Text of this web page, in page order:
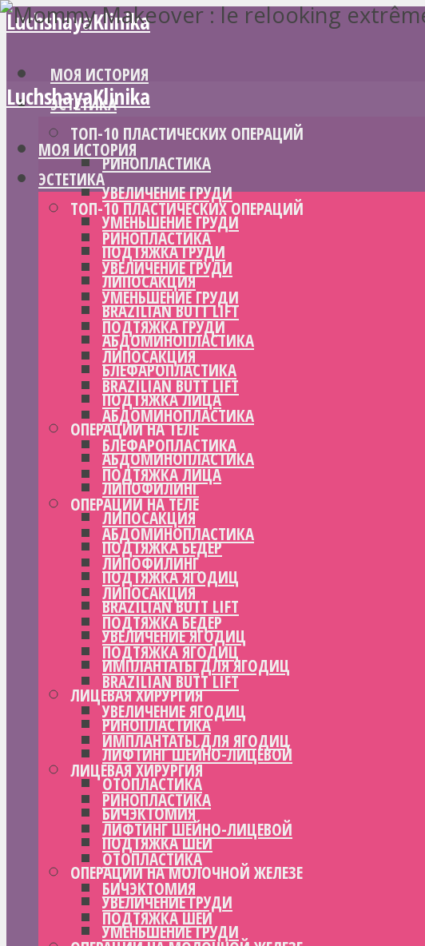
LuchshayaKlinika
МОЯ ИСТОРИЯ
ЭСТЕТИКА
ТОП-10 ПЛАСТИЧЕСКИХ ОПЕРАЦИЙ
РИНОПЛАСТИКА
УВЕЛИЧЕНИЕ ГРУДИ
УМЕНЬШЕНИЕ ГРУДИ
ПОДТЯЖКА ГРУДИ
ЛИПОСАКЦИЯ
BRAZILIAN BUTT LIFT
АБДОМИНОПЛАСТИКА
БЛЕФАРОПЛАСТИКА
ПОДТЯЖКА ЛИЦА
ОПЕРАЦИИ НА ТЕЛЕ
АБДОМИНОПЛАСТИКА
ЛИПОФИЛИНГ
ЛИПОСАКЦИЯ
ПОДТЯЖКА БЕДЕР
ПОДТЯЖКА ЯГОДИЦ
BRAZILIAN BUTT LIFT
УВЕЛИЧЕНИЕ ЯГОДИЦ
ИМПЛАНТАТЫ ДЛЯ ЯГОДИЦ
ЛИЦЕВАЯ ХИРУРГИЯ
РИНОПЛАСТИКА
ЛИФТИНГ ШЕЙНО-ЛИЦЕВОЙ
ОТОПЛАСТИКА
БИЧЭКТОМИЯ
ПОДТЯЖКА ШЕИ
ОПЕРАЦИИ НА МОЛОЧНОЙ ЖЕЛЕЗЕ
УВЕЛИЧЕНИЕ ГРУДИ
УМЕНЬШЕНИЕ ГРУДИ
LuchshayaKlinika
МОЯ ИСТОРИЯ
ЭСТЕТИКА
ТОП-10 ПЛАСТИЧЕСКИХ ОПЕРАЦИЙ
РИНОПЛАСТИКА
УВЕЛИЧЕНИЕ ГРУДИ
УМЕНЬШЕНИЕ ГРУДИ
ПОДТЯЖКА ГРУДИ
ЛИПОСАКЦИЯ
BRAZILIAN BUTT LIFT
АБДОМИНОПЛАСТИКА
БЛЕФАРОПЛАСТИКА
ПОДТЯЖКА ЛИЦА
ОПЕРАЦИИ НА ТЕЛЕ
АБДОМИНОПЛАСТИКА
ЛИПОФИЛИНГ
ЛИПОСАКЦИЯ
ПОДТЯЖКА БЕДЕР
ПОДТЯЖКА ЯГОДИЦ
BRAZILIAN BUTT LIFT
УВЕЛИЧЕНИЕ ЯГОДИЦ
ИМПЛАНТАТЫ ДЛЯ ЯГОДИЦ
ЛИЦЕВАЯ ХИРУРГИЯ
РИНОПЛАСТИКА
ЛИФТИНГ ШЕЙНО-ЛИЦЕВОЙ
ОТОПЛАСТИКА
БИЧЭКТОМИЯ
ПОДТЯЖКА ШЕИ